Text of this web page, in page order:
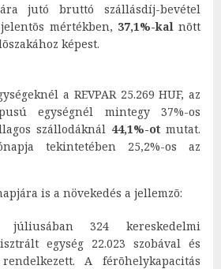
jutó bruttó szállásdíj-bevétel
mértékben, 37,1%-kalnõtt
képest.
a REVPAR 25.269 HUF, az
egységnél mintegy 37%-os
szállodáknál 44,1%-otmutat.
tekintetében 25,2%-os az
is a növekedés a jellemzõ:
júliusában 324 kereskedelmi
egység 22.023 szobával és
A férõhelykapacitás